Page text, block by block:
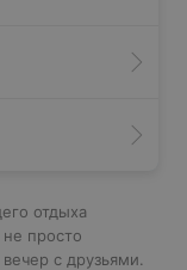
отдыха
просто
с друзьями.